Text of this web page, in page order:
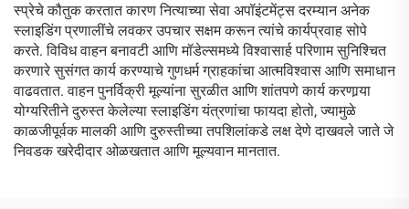
स्प्रेचे कौतुक करतात कारण नित्याच्या सेवा अपॉइंटमेंट्स दरम्यान अनेक
स्लाइडिंग प्रणालींचे लवकर उपचार सक्षम करून त्यांचे कार्यप्रवाह सोपे
करते. विविध वाहन बनावटी आणि मॉडेल्समध्ये विश्वासार्ह परिणाम सुनिश्चित
करणारे सुसंगत कार्य करण्याचे गुणधर्म ग्राहकांचा आत्मविश्वास आणि समाधान
वाढवतात. वाहन पुनर्विक्री मूल्यांना सुरळीत आणि शांतपणे कार्य करणार्‍या
योग्यरितीने दुरुस्त केलेल्या स्लाइडिंग यंत्रणांचा फायदा होतो, ज्यामुळे
काळजीपूर्वक मालकी आणि दुरुस्तीच्या तपशिलांकडे लक्ष देणे दाखवले जाते जे
निवडक खरेदीदार ओळखतात आणि मूल्यवान मानतात.